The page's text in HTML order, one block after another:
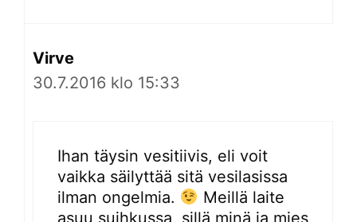
Virve
30.7.2016 klo 15:33
Ihan täysin vesitiivis, eli voit
vaikka säilyttää sitä vesilasissa
ilman ongelmia.
Meillä laite